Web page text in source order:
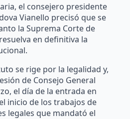
el consejero presidente
Vianello precisó que se
la Suprema Corte de
en definitiva la
se rige por la legalidad y,
de Consejo General
el día de la entrada en
inicio de los trabajos de
legales que mandató el